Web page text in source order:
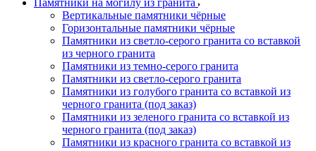
Памятники на могилу из гранита
Вертикальные памятники чёрные
Горизонтальные памятники чёрные
Памятники из светло-серого гранита со вставкой
из черного гранита
Памятники из темно-серого гранита
Памятники из светло-серого гранита
Памятники из голубого гранита со вставкой из
черного гранита (под заказ)
Памятники из зеленого гранита со вставкой из
черного гранита (под заказ)
Памятники из красного гранита со вставкой из